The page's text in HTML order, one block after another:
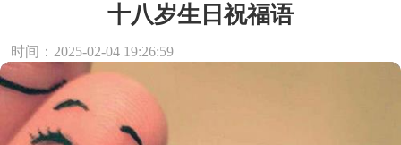
十八岁生日祝福语
时间：2025-02-04 19:26:59